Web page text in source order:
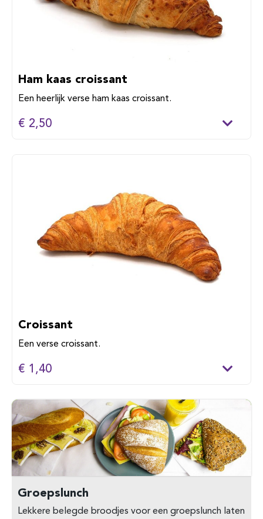
Ham kaas croissant
Een heerlijk verse ham kaas croissant.
€ 2,50
Croissant
Een verse croissant.
€ 1,40
Groepslunch
Lekkere belegde broodjes voor een groepslunch laten